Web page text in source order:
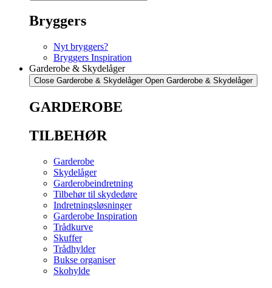
Bryggers
Nyt bryggers?
Bryggers Inspiration
Garderobe & Skydelåger
Close Garderobe & Skydelåger Open Garderobe & Skydelåger
GARDEROBE
TILBEHØR
Garderobe
Skydelåger
Garderobeindretning
Tilbehør til skydedøre
Indretningsløsninger
Garderobe Inspiration
Trådkurve
Skuffer
Trådhylder
Bukse organiser
Skohylde